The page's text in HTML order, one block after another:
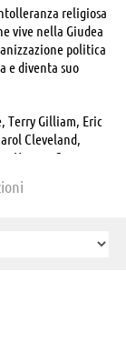
religiosa
vive nella Giudea
politica
e diventa suo
Terry Gilliam, Eric
Cleveland,
Young, Gwen
Langham,
, George